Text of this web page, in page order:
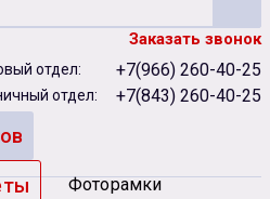
Заказать звонок
отдел: +7(966) 260-40-25
отдел: +7(843) 260-40-25
Фоторамки